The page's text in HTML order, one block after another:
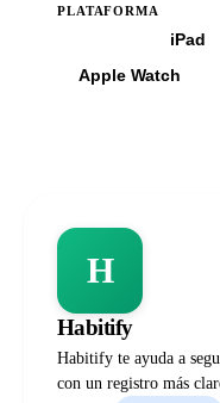
PLATAFORMA
iPad
Apple Watch
H
Habitify
Habitify te ayuda a
con un registro más